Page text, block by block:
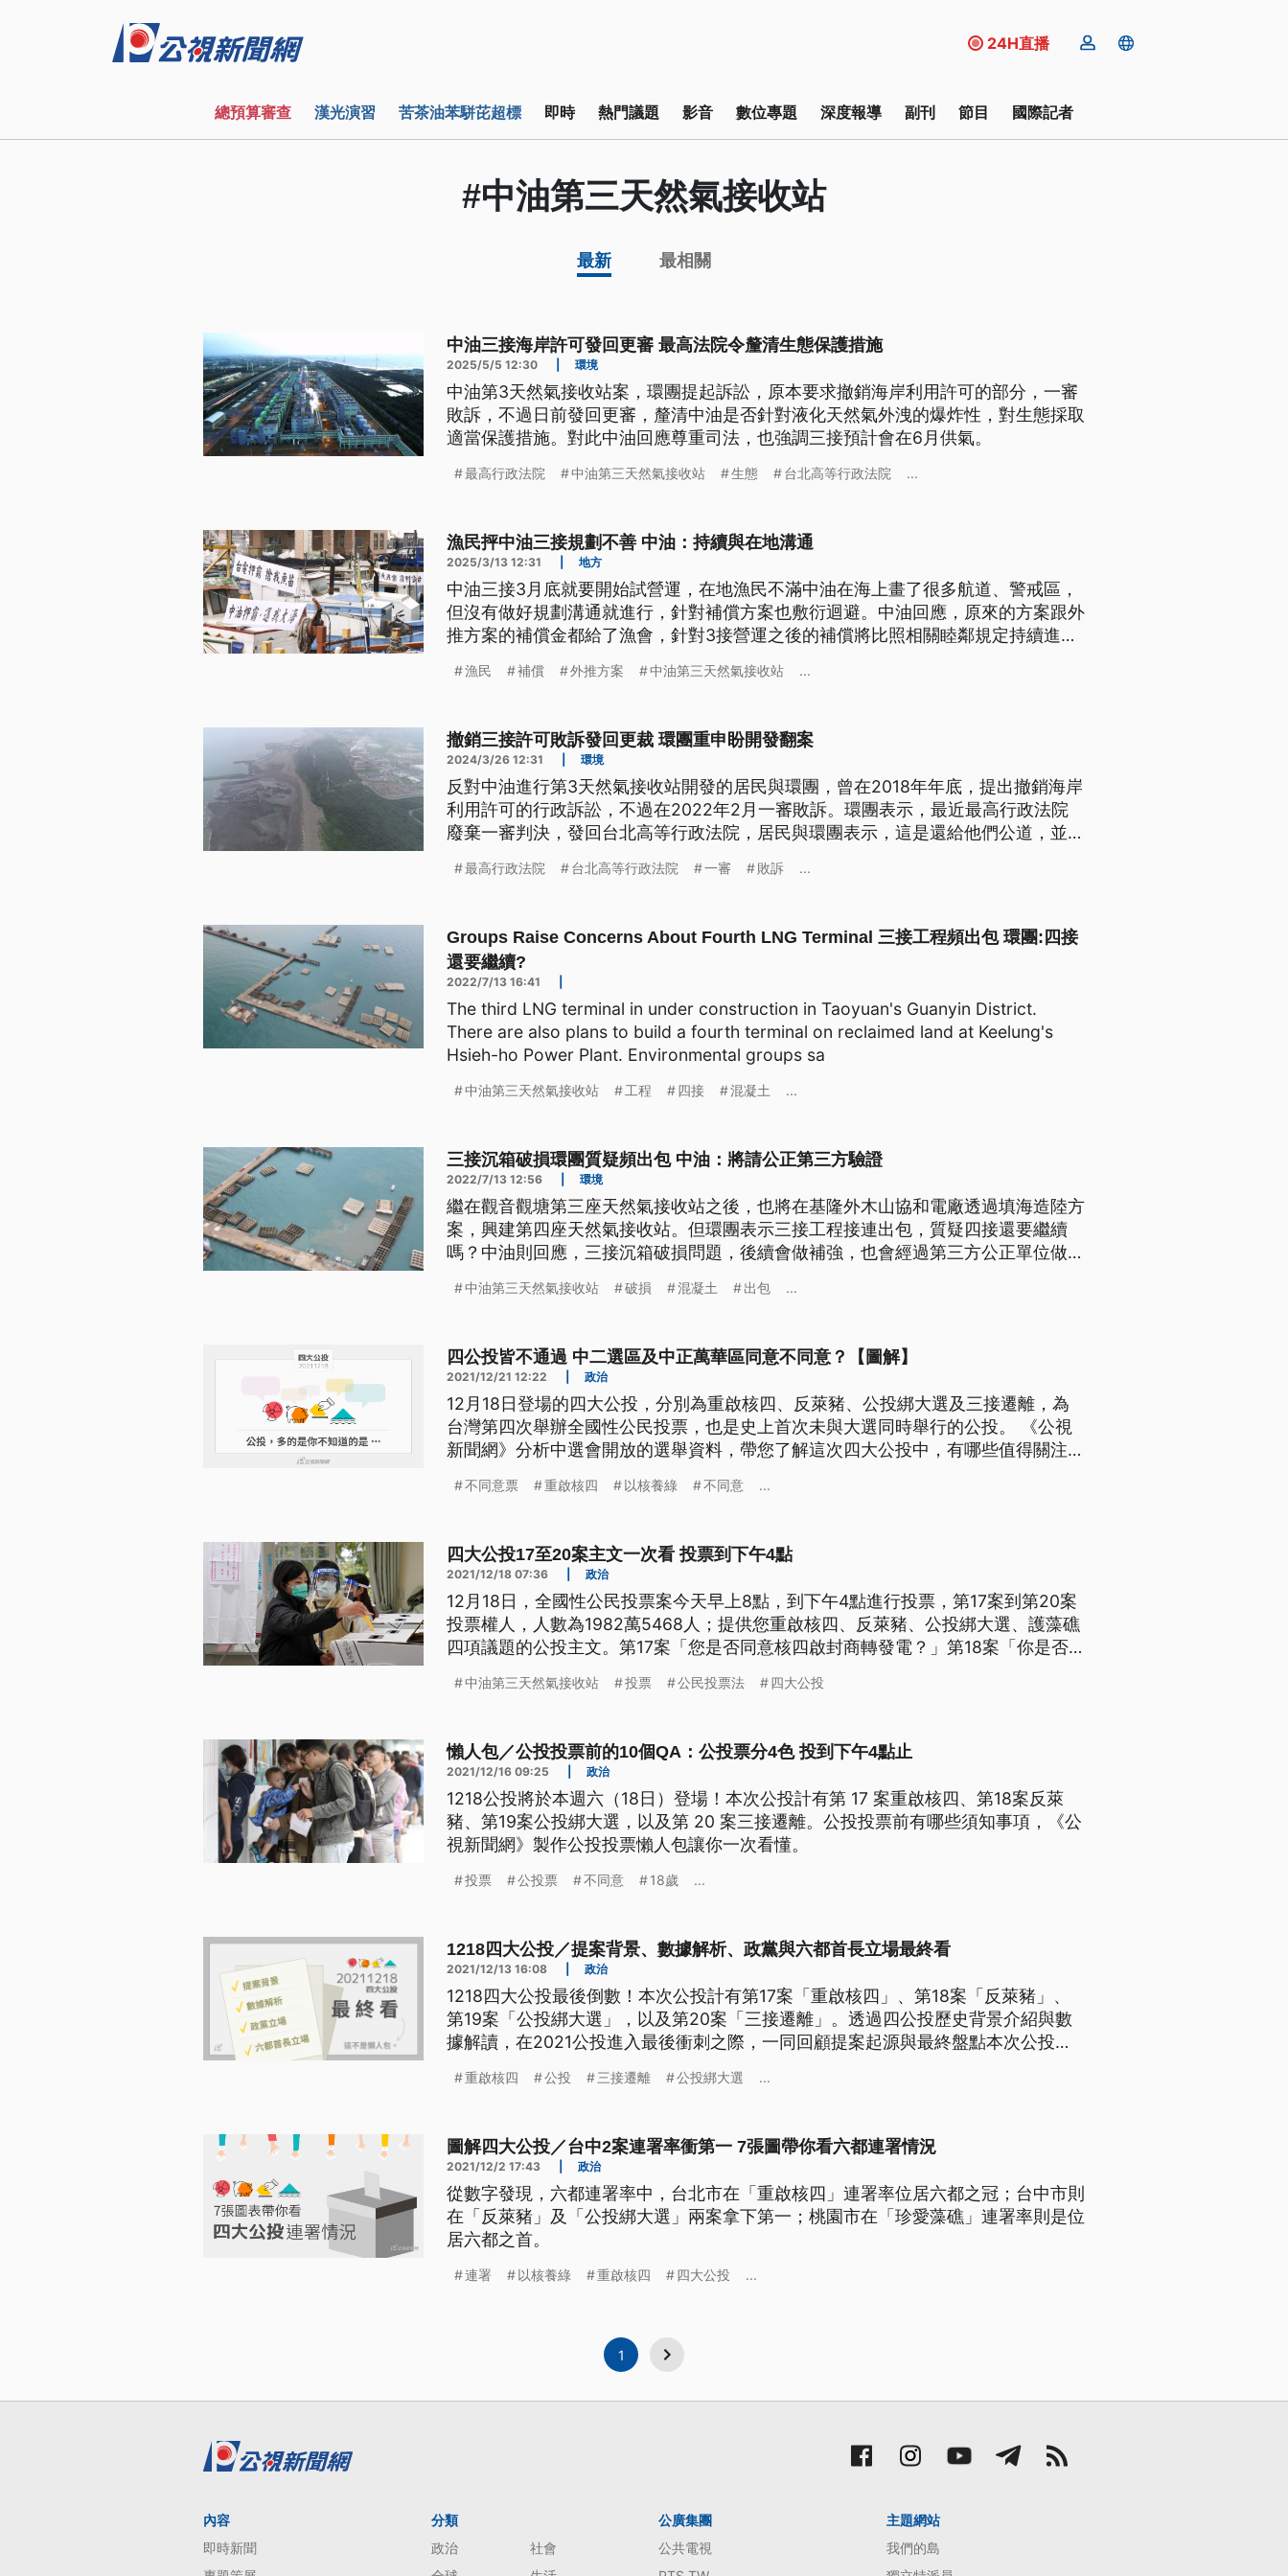
24H直播
總預算審查 漢光演習 苦茶油苯駢芘超標 即時 熱門議題 影音 數位專題 深度報導 副刊 節目 國際記者
#中油第三天然氣接收站
最新 最相關
中油三接海岸許可發回更審 最高法院令釐清生態保護措施
2025/5/5 12:30 環境
中油第3天然氣接收站案，環團提起訴訟，原本要求撤銷海岸利用許可的部分，一審
敗訴，不過日前發回更審，釐清中油是否針對液化天然氣外洩的爆炸性，對生態採取
適當保護措施。對此中油回應尊重司法，也強調三接預計會在6月供氣。
最高行政法院 中油第三天然氣接收站 生態 台北高等行政法院 ...
漁民抨中油三接規劃不善 中油：持續與在地溝通
2025/3/13 12:31 地方
中油三接3月底就要開始試營運，在地漁民不滿中油在海上畫了很多航道、警戒區，
但沒有做好規劃溝通就進行，針對補償方案也敷衍迴避。中油回應，原來的方案跟外
推方案的補償金都給了漁會，針對3接營運之後的補償將比照相關睦鄰規定持續進行
漁民 補償 外推方案 中油第三天然氣接收站 ...
撤銷三接許可敗訴發回更裁 環團重申盼開發翻案
2024/3/26 12:31 環境
反對中油進行第3天然氣接收站開發的居民與環團，曾在2018年年底，提出撤銷海岸
利用許可的行政訴訟，不過在2022年2月一審敗訴。環團表示，最近最高行政法院
廢棄一審判決，發回台北高等行政法院，居民與環團表示，這是還給他們公道，並希
最高行政法院 台北高等行政法院 一審 敗訴 ...
Groups Raise Concerns About Fourth LNG Terminal 三接工程頻出包 環團:四接
還要繼續?
2022/7/13 16:41
The third LNG terminal in under construction in Taoyuan's Guanyin District.
There are also plans to build a fourth terminal on reclaimed land at Keelung's
Hsieh-ho Power Plant. Environmental groups sa
中油第三天然氣接收站 工程 四接 混凝土 ...
三接沉箱破損環團質疑頻出包 中油：將請公正第三方驗證
2022/7/13 12:56 環境
繼在觀音觀塘第三座天然氣接收站之後，也將在基隆外木山協和電廠透過填海造陸方
案，興建第四座天然氣接收站。但環團表示三接工程接連出包，質疑四接還要繼續
嗎？中油則回應，三接沉箱破損問題，後續會做補強，也會經過第三方公正單位做最
中油第三天然氣接收站 破損 混凝土 出包 ...
四公投皆不通過 中二選區及中正萬華區同意不同意？【圖解】
2021/12/21 12:22 政治
12月18日登場的四大公投，分別為重啟核四、反萊豬、公投綁大選及三接遷離，為
台灣第四次舉辦全國性公民投票，也是史上首次未與大選同時舉行的公投。 《公視
新聞網》分析中選會開放的選舉資料，帶您了解這次四大公投中，有哪些值得關注的
不同意票 重啟核四 以核養綠 不同意 ...
四大公投17至20案主文一次看 投票到下午4點
2021/12/18 07:36 政治
12月18日，全國性公民投票案今天早上8點，到下午4點進行投票，第17案到第20案
投票權人，人數為1982萬5468人；提供您重啟核四、反萊豬、公投綁大選、護藻礁
四項議題的公投主文。第17案「您是否同意核四啟封商轉發電？」第18案「你是否
製品？」第19案「你是否同意公民投票案公告成立後半年內，若該期間內遇有全國
中油第三天然氣接收站 投票 公民投票法 四大公投
懶人包／公投投票前的10個QA：公投票分4色 投到下午4點止
2021/12/16 09:25 政治
1218公投將於本週六（18日）登場！本次公投計有第 17 案重啟核四、第18案反萊
豬、第19案公投綁大選，以及第 20 案三接遷離。公投投票前有哪些須知事項，《公
視新聞網》製作公投投票懶人包讓你一次看懂。
投票 公投票 不同意 18歲 ...
1218四大公投／提案背景、數據解析、政黨與六都首長立場最終看
2021/12/13 16:08 政治
1218四大公投最後倒數！本次公投計有第17案「重啟核四」、第18案「反萊豬」、
第19案「公投綁大選」，以及第20案「三接遷離」。透過四公投歷史背景介紹與數
據解讀，在2021公投進入最後衝刺之際，一同回顧提案起源與最終盤點本次公投投
重啟核四 公投 三接遷離 公投綁大選 ...
圖解四大公投／台中2案連署率衝第一 7張圖帶你看六都連署情況
2021/12/2 17:43 政治
從數字發現，六都連署率中，台北市在「重啟核四」連署率位居六都之冠；台中市則
在「反萊豬」及「公投綁大選」兩案拿下第一；桃園市在「珍愛藻礁」連署率則是位
居六都之首。
連署 以核養綠 重啟核四 四大公投 ...
1
內容
即時新聞
分類
政治
社會
公廣集團
公共電視
主題網站
我們的島